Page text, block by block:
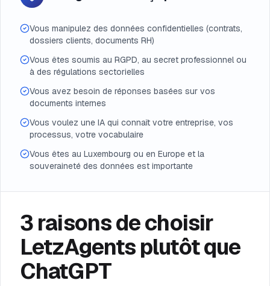
Vous manipulez des données confidentielles (contrats,
dossiers clients, documents RH)
Vous êtes soumis au RGPD, au secret professionnel ou
à des régulations sectorielles
Vous avez besoin de réponses basées sur vos
documents internes
Vous voulez une IA qui connaît votre entreprise, vos
processus, votre vocabulaire
Vous êtes au Luxembourg ou en Europe et la
souveraineté des données est importante
3 raisons de choisir
LetzAgents plutôt que
ChatGPT